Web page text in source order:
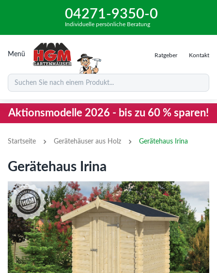
04271-9350-0
Individuelle persönliche Beratung
Menü Ratgeber Kontakt
Suchen Sie nach einem Produkt...
Aktionsmodelle 2026 - bis zu 60 % sparen!
Startseite › Gerätehäuser aus Holz › Gerätehaus Irina
Gerätehaus Irina